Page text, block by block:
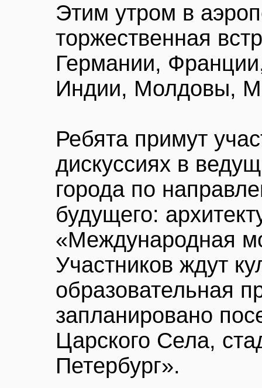
Этим утром в
торжественная
Германии,
Индии, Молдовы,
Ребята примут
дискуссиях в
города по
будущего:
«Международная
Участников ждут
образовательная
запланировано
Царского Села,
Петербург».